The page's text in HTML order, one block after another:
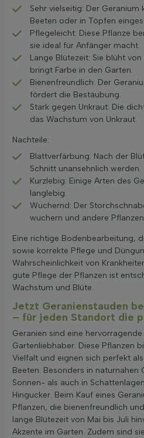
Sehr vielseitig: Der
Beeten oder in Töpfen
Pflegeleicht: Diese Pflanze
sie ideal für Anfänger macht.
Lange Blütezeit: Sie blüht
bringt Farbe in den Garten.
Bienenfreundlich: Der
fördert die Bestäubung.
Stark gegen Unkraut: Die
das Wachstum von Unkraut.
Nachteile:
Blattverfärbung: Nach der
Schnitt unansehnlich werden.
Kurzlebig: Einige Arten des
langlebig.
Wuchernd: Der
wuchern und andere
Eine richtige Bodenbearbeitung,
sowie korrekte Pflege und
Wahrscheinlichkeit von
gute Pflege der Pflanzen ist
Wachstum und Blüte.
Jetzt Geranienstauden
– für jeden Standort die
Geranien sind eine
Gartenliebhaber. Diese Pflanzen
Vielfalt und eignen sich perfekt
Beeten. Besonders in naturnahen
Sonnen- als auch in
Hingucker. Beim Kauf eines
Pflanzen, die bienenfreundlich
lange Blütezeit von Mai bis Juli
Akzente im Garten. Zudem sind